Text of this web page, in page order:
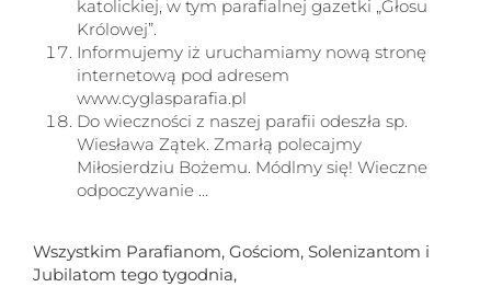
katolickiej, w tym parafialnej gazetki „Głosu
Królowej”.
Informujemy iż uruchamiamy nową stronę
internetową pod adresem
www.cyglasparafia.pl
Do wieczności z naszej parafii odeszła sp.
Wiesława Zątek. Zmarłą polecajmy
Miłosierdziu Bożemu. Módlmy się! Wieczne
odpoczywanie …
Wszystkim Parafianom, Gościom, Solenizantom i
Jubilatom tego tygodnia,